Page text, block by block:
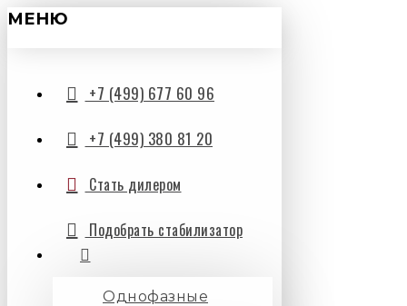
МЕНЮ
+7 (499) 677 60 96
+7 (499) 380 81 20
Стать дилером
Подобрать стабилизатор
Однофазные